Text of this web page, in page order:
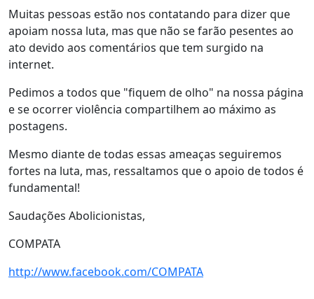
Muitas pessoas estão nos contatando para dizer que
apoiam nossa luta, mas que não se farão pesentes ao
ato devido aos comentários que tem surgido na
internet.
Pedimos a todos que "fiquem de olho" na nossa página
e se ocorrer violência compartilhem ao máximo as
postagens.
Mesmo diante de todas essas ameaças seguiremos
fortes na luta, mas, ressaltamos que o apoio de todos é
fundamental!
Saudações Abolicionistas,
COMPATA
http://www.facebook.com/COMPATA